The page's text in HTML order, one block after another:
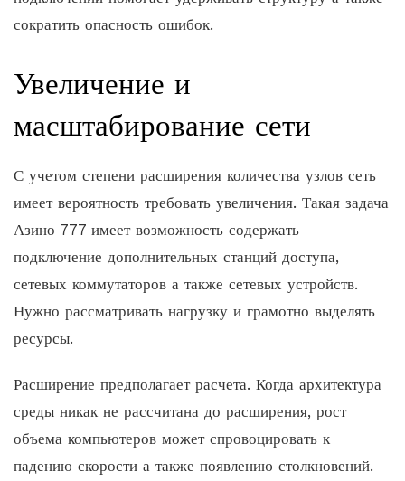
сократить опасность ошибок.
Увеличение и
масштабирование сети
С учетом степени расширения количества узлов сеть
имеет вероятность требовать увеличения. Такая задача
Азино 777 имеет возможность содержать
подключение дополнительных станций доступа,
сетевых коммутаторов а также сетевых устройств.
Нужно рассматривать нагрузку и грамотно выделять
ресурсы.
Расширение предполагает расчета. Когда архитектура
среды никак не рассчитана до расширения, рост
объема компьютеров может спровоцировать к
падению скорости а также появлению столкновений.